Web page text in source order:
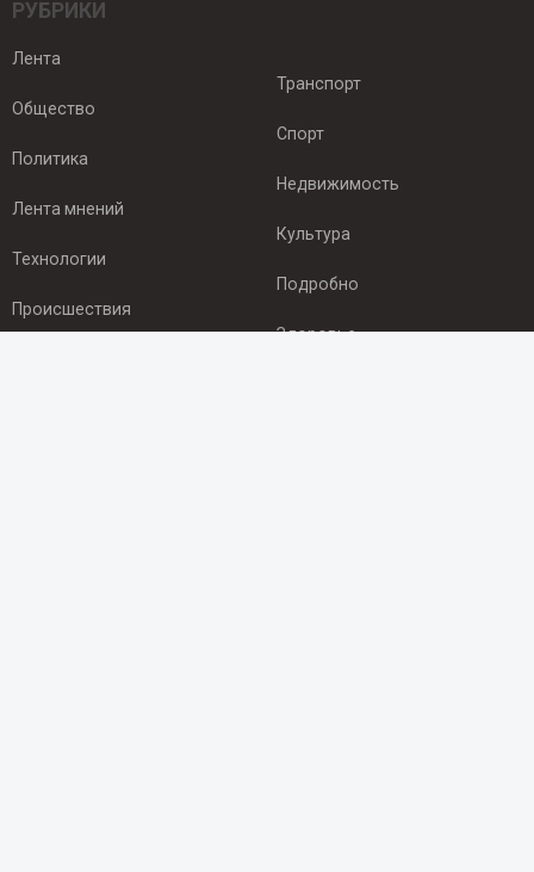
РУБРИКИ
Лента
Общество
Политика
Лента мнений
Технологии
Происшествия
Транспорт
Спорт
Недвижимость
Культура
Подробно
Здоровье